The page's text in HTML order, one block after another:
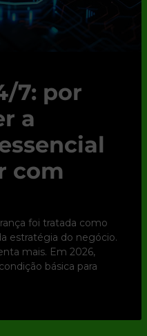
7: por
a
com
foi tratada como
estratégia do negócio.
mais. Em 2026,
básica para